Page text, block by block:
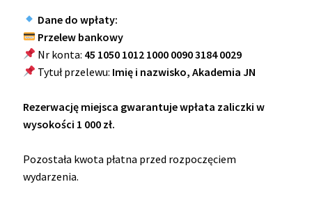
Dane do wpłaty:
Przelew bankowy
Nr konta: 45 1050 1012 1000 0090 3184 0029
Tytuł przelewu: Imię i nazwisko, Akademia JN
Rezerwację miejsca gwarantuje wpłata zaliczki w
wysokości 1 000 zł.
Pozostała kwota płatna przed rozpoczęciem
wydarzenia.